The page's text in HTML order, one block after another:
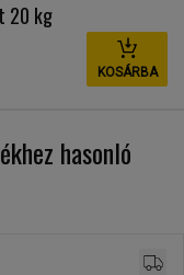
20 kg
KOSÁRBA
hasonló